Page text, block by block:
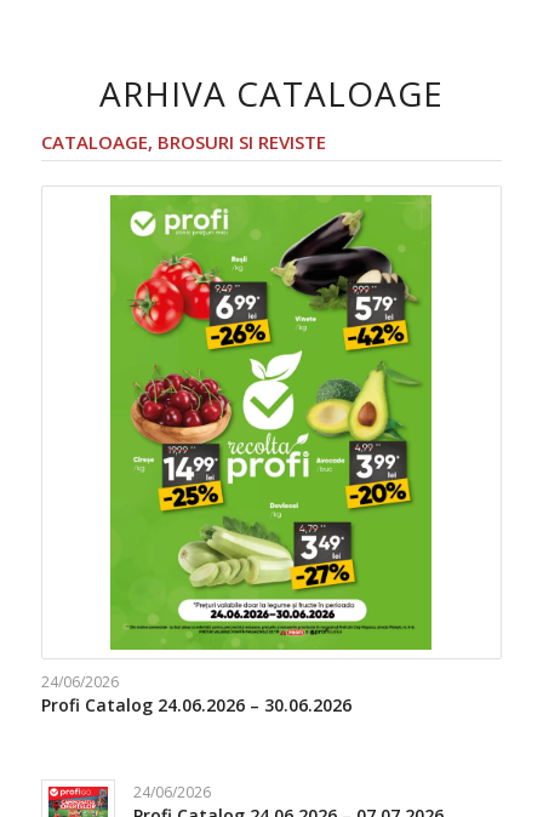
ARHIVA CATALOAGE
CATALOAGE, BROSURI SI REVISTE
24/06/2026
Profi Catalog 24.06.2026 – 30.06.2026
24/06/2026